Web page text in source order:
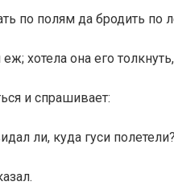
по полям да бродить по
хотела она его толкнуть,
и спрашивает:
ли, куда гуси полетели?